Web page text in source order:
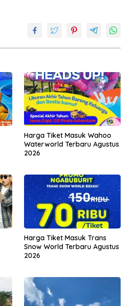
Harga Tiket Masuk Wahoo
Waterworld Terbaru Agustus
2026
Harga Tiket Masuk Trans
Snow World Terbaru Agustus
2026